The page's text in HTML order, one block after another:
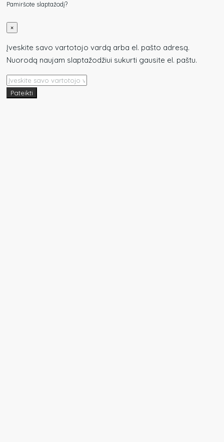
Pamiršote slaptažodį?
×
Įveskite savo vartotojo vardą arba el. pašto adresą.
Nuorodą naujam slaptažodžiui sukurti gausite el. paštu.
Pateikti